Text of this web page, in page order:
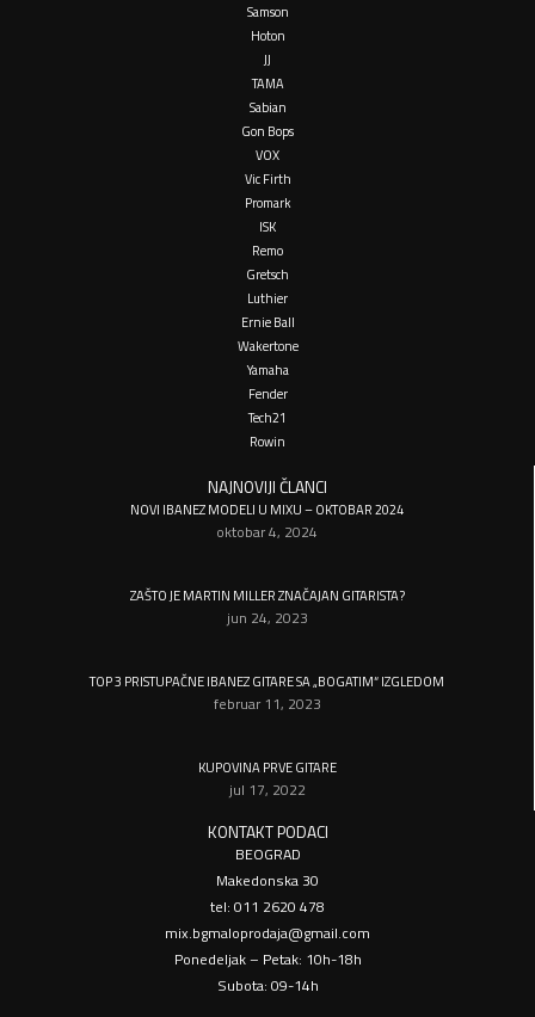
Samson
Hoton
JJ
TAMA
Sabian
Gon Bops
VOX
Vic Firth
Promark
ISK
Remo
Gretsch
Luthier
Ernie Ball
Wakertone
Yamaha
Fender
Tech21
Rowin
NAJNOVIJI ČLANCI
NOVI IBANEZ MODELI U MIXU – OKTOBAR 2024
oktobar 4, 2024
ZAŠTO JE MARTIN MILLER ZNAČAJAN GITARISTA?
jun 24, 2023
TOP 3 PRISTUPAČNE IBANEZ GITARE SA „BOGATIM“ IZGLEDOM
februar 11, 2023
KUPOVINA PRVE GITARE
jul 17, 2022
KONTAKT PODACI
BEOGRAD
Makedonska 30
tel: 011 2620 478
mix.bgmaloprodaja@gmail.com
Ponedeljak – Petak: 10h-18h
Subota: 09-14h